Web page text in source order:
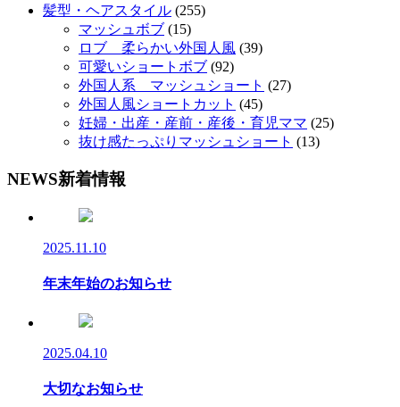
髪型・ヘアスタイル (255)
マッシュボブ (15)
ロブ 柔らかい外国人風 (39)
可愛いショートボブ (92)
外国人系 マッシュショート (27)
外国人風ショートカット (45)
妊婦・出産・産前・産後・育児ママ (25)
抜け感たっぷりマッシュショート (13)
NEWS新着情報
2025.11.10
年末年始のお知らせ
2025.04.10
大切なお知らせ